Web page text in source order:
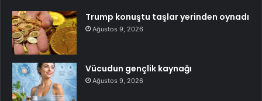
Trump konuştu taşlar yerinden oynadı
Ağustos 9, 2026
Vücudun gençlik kaynağı
Ağustos 9, 2026